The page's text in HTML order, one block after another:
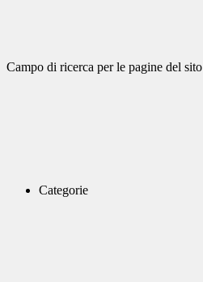
Campo di ricerca per le pagine del sito
Categorie